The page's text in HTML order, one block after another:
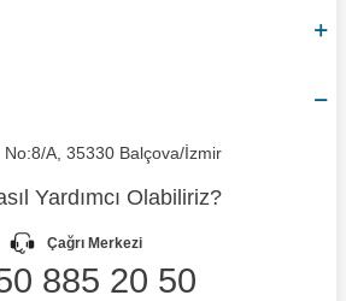
No:8/A, 35330 Balçova/İzmir
Yardımcı Olabiliriz?
Çağrı Merkezi
885 20 50